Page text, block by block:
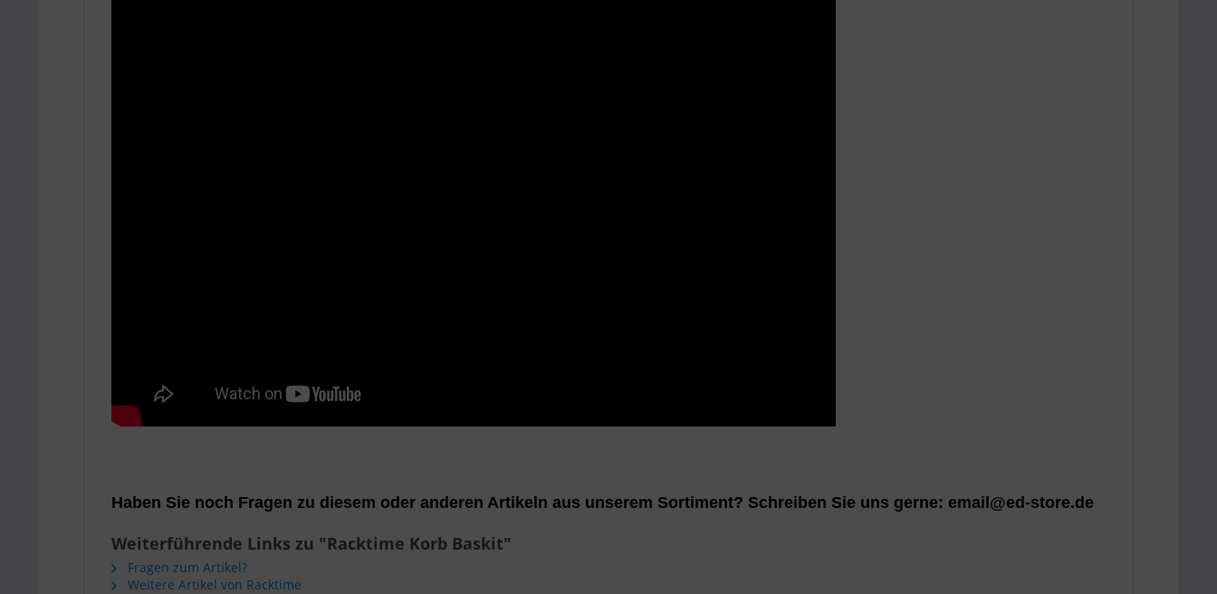
Haben Sie noch Fragen zu diesem oder anderen Artikeln aus unserem Sortiment? Schreiben Sie uns gerne: email@ed-store.de
Weiterführende Links zu "Racktime Korb Baskit"
Fragen zum Artikel?
Weitere Artikel von Racktime